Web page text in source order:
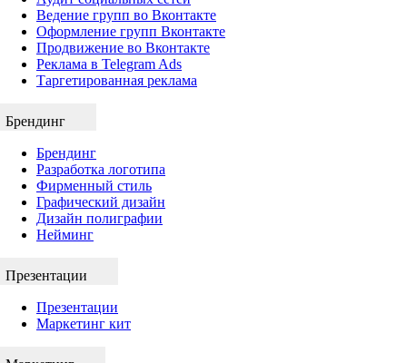
Ведение групп во Вконтакте
Оформление групп Вконтакте
Продвижение во Вконтакте
Реклама в Telegram Ads
Таргетированная реклама
Брендинг
Брендинг
Разработка логотипа
Фирменный стиль
Графический дизайн
Дизайн полиграфии
Нейминг
Презентации
Презентации
Маркетинг кит